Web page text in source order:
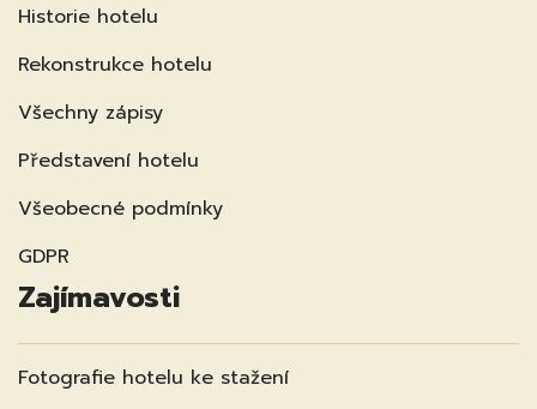
Historie hotelu
Rekonstrukce hotelu
Všechny zápisy
Představení hotelu
Všeobecné podmínky
GDPR
Zajímavosti
Fotografie hotelu ke stažení